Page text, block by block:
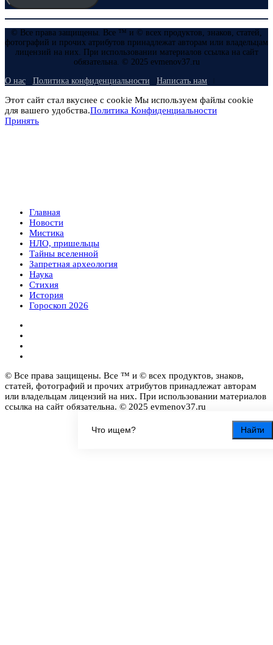
Найти
© Все права защищены. Все ™ и © всех продуктов, знаков, статей,
фотографий и прочих атрибутов принадлежат авторам или владельцам
лицензий на них. При использовании материалов ссылка на сайт
обязательна. © 2025 evmenov37.ru
О нас Политика конфиденциальности Написать нам
Этот сайт стал вкуснее с cookie Мы используем файлы cookie
для вашего удобства.Политика Конфиденциальности
Принять
Главная
Новости
Мистика
НЛО, пришельцы
Тайны вселенной
Запретная археология
Наука
Стихия
История
Гороскоп 2026
© Все права защищены. Все ™ и © всех продуктов, знаков,
статей, фотографий и прочих атрибутов принадлежат авторам
или владельцам лицензий на них. При использовании материалов
ссылка на сайт обязательна. © 2025 evmenov37.ru